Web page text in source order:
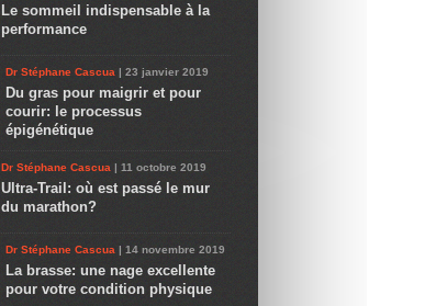
Le sommeil indispensable à la
performance
Dr Stéphane Cascua | 23 janvier 2019
Du gras pour maigrir et pour
courir: le processus
épigénétique
Dr Stéphane Cascua | 11 octobre 2019
Ultra-Trail: où est passé le mur
du marathon?
Dr Stéphane Cascua | 14 novembre 2019
La brasse: une nage excellente
pour votre condition physique